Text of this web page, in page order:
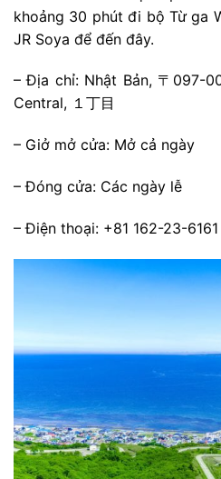
khoảng 30 phút đi bộ Từ ga
JR Soya để đến đây.
– Địa chỉ: Nhật Bản, 〒097-
Central, １丁目
– Giở mở cửa: Mở cả ngày
– Đóng cửa: Các ngày lễ
– Điện thoại: +81 162-23-6161